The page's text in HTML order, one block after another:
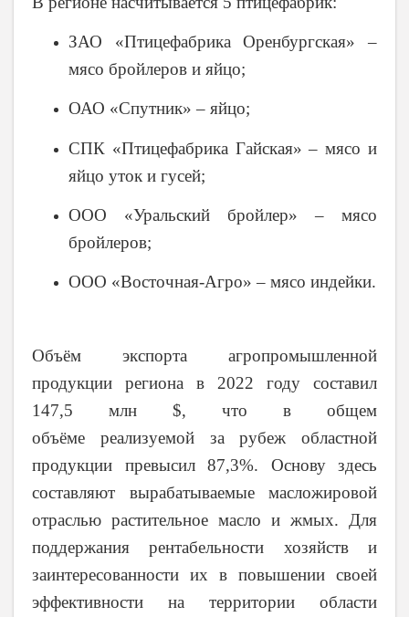
ЗАО «Птицефабрика Оренбургская» –
мясо бройлеров и яйцо;
ОАО «Спутник» – яйцо;
СПК «Птицефабрика Гайская» – мясо и
яйцо уток и гусей;
ООО «Уральский бройлер» – мясо
бройлеров;
ООО «Восточная-Агро» – мясо индейки.
Объём экспорта агропромышленной
продукции региона в 2022 году составил
147,5 млн $, что в общем
объёме реализуемой за рубеж областной
продукции превысил 87,3%. Основу здесь
составляют вырабатываемые масложировой
отраслью растительное масло и жмых. Для
поддержания рентабельности хозяйств и
заинтересованности их в повышении своей
эффективности на территории области